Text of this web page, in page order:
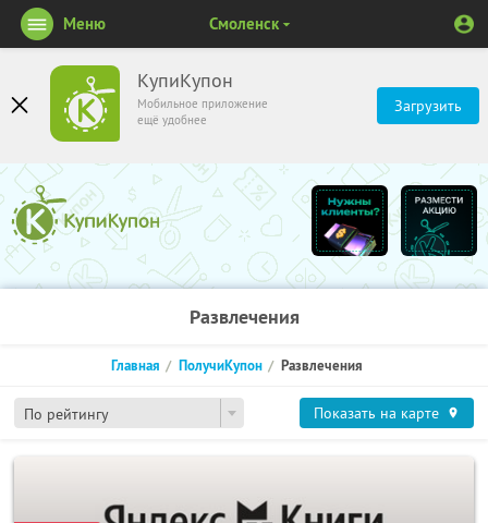
КупиКупон
Мобильное приложение
ещё удобнее
Загрузить
Меню Смоленск
Развлечения
По рейтингу
Главная ПолучиКупон Развлечения
Показать на карте